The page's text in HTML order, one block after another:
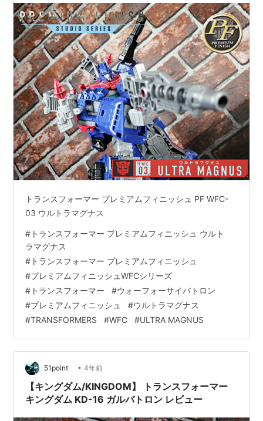
ビュー
トランスフォーマー プレミアムフィニッシュ PF WFC-
03 ウルトラマグナス
# トランスフォーマー プレミアムフィニッシュ ウルト
ラマグナス
# トランスフォーマー プレミアムフィニッシュ
#プレミアムフィニッシュWFCシリーズ
# トランスフォーマー #ウォーフォーサイバトロン
#プレミアムフィニッシュ #ウルトラマグナス
#TRANSFORMERS #WFC #ULTRA MAGNUS
51point • 4年前
【キングダム/KINGDOM】 トランスフォーマー
キングダム KD-16 ガルバトロン レビュー